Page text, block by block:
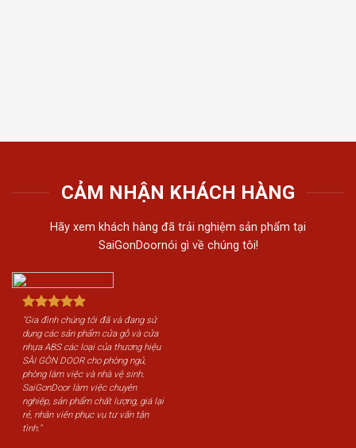
CẢM NHẬN KHÁCH HÀNG
Hãy xem khách hàng đã trải nghiệm sản phẩm tại
SaiGonDoornói gì về chúng tôi!
"Gia đình chúng tôi đã và đang sử
dụng các sản phẩm cửa gỗ và cửa
nhựa ABS các loại của thương hiệu
SÀI GÒN DOOR cho phòng ngủ,
phòng làm việc và nhà vệ sinh.
SaiGonDoor làm việc chuyên
nghiệp, sản phẩm chất lượng, giá lại
rẻ, nhân viên phục vụ tư vấn tận
tình."